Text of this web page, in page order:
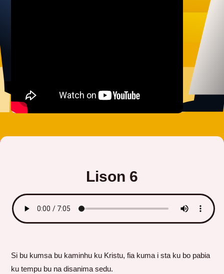
Lison 6
Si bu kumsa bu kaminhu ku Kristu, fia kuma i sta ku bo pabia
ku tempu bu na disanima sedu.